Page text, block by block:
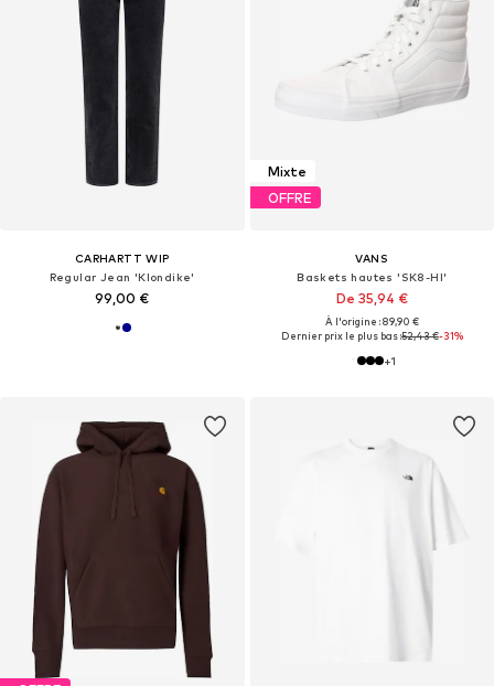
CARHARTT WIP
Regular Jean 'Klondike'
99,00 €
Mixte
OFFRE
VANS
Baskets hautes 'SK8-HI'
De 35,94 €
À l'origine : 89,90 €
Dernier prix le plus bas :52,43 €-31%
+1